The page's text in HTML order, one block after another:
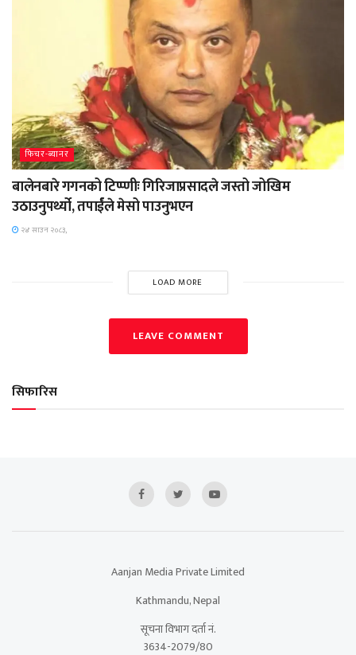
फिचर-ब्यानर
बालेनबारे गगनको टिप्प्णीः गिरिजाप्रसादले जस्तो जोखिम
उठाउनुपर्थ्यो, तपार्ईंले मेसो पाउनुभएन
२४ साउन २०८३,
LOAD MORE
LEAVE COMMENT
सिफारिस
Aanjan Media Private Limited
Kathmandu, Nepal
सूचना विभाग दर्ता नं.
3634-2079/80